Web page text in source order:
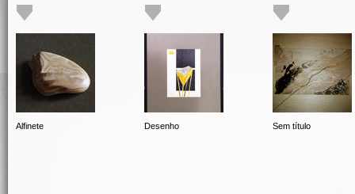
Alfinete Desenho Sem título